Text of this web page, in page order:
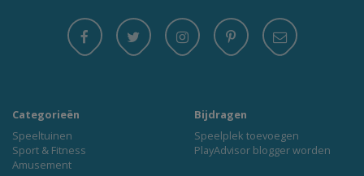
Categorieën
Speeltuinen
Sport & Fitness
Amusement
Bijdragen
Speelplek toevoegen
PlayAdvisor blogger worden